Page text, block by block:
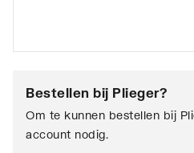
Bestellen bij Plieger?
Om te kunnen bestellen bij
account nodig.